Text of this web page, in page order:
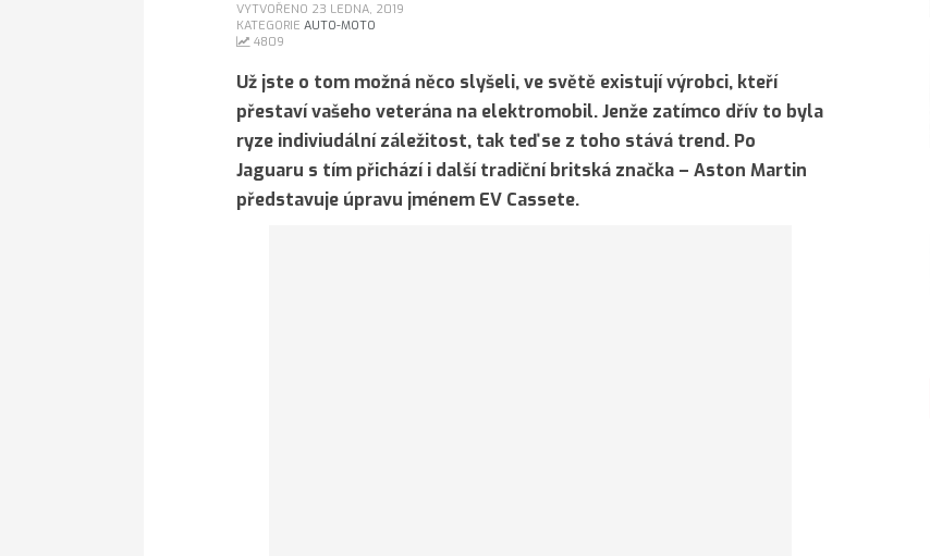
VYTVOŘENO 23 LEDNA, 2019
KATEGORIE AUTO-MOTO
4809
Už jste o tom možná něco slyšeli, ve světě existují výrobci, kteří
přestaví vašeho veterána na elektromobil. Jenže zatímco dřív to byla
ryze indiviudální záležitost, tak teď se z toho stává trend. Po
Jaguaru s tím přichází i další tradiční britská značka – Aston Martin
představuje úpravu jménem EV Cassete.